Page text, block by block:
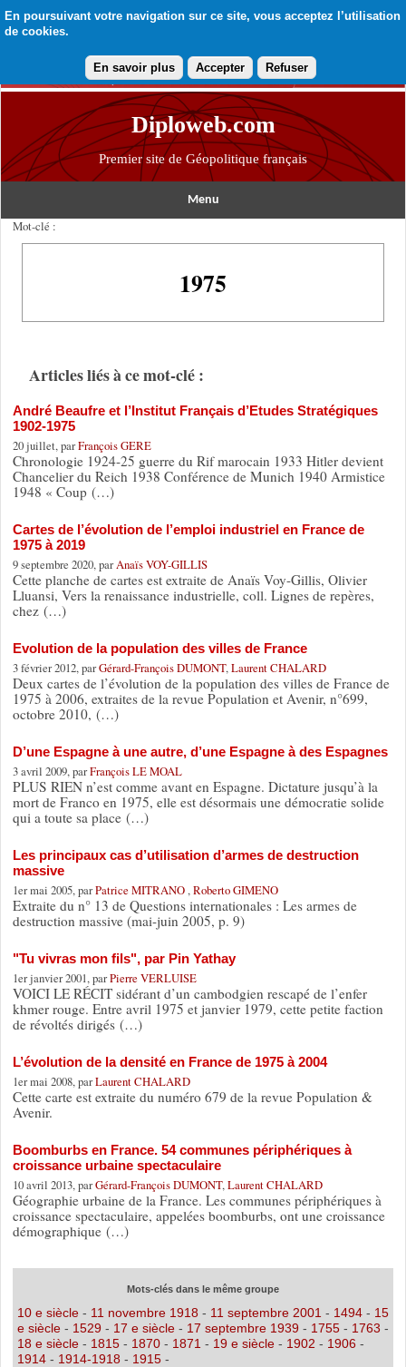
En poursuivant votre navigation sur ce site, vous acceptez l’utilisation
de cookies.
En savoir plus Accepter Refuser
Diploweb.com
Premier site de Géopolitique français
Menu
Mot-clé :
1975
Articles liés à ce mot-clé :
André Beaufre et l’Institut Français d’Etudes Stratégiques
1902-1975
20 juillet, parFrançois GERE
Chronologie 1924-25 guerre du Rif marocain 1933 Hitler devient
Chancelier du Reich 1938 Conférence de Munich 1940 Armistice
1948 « Coup (…)
Cartes de l’évolution de l’emploi industriel en France de
1975 à 2019
9 septembre 2020, parAnaïs VOY-GILLIS
Cette planche de cartes est extraite de Anaïs Voy-Gillis, Olivier
Lluansi, Vers la renaissance industrielle, coll. Lignes de repères,
chez (…)
Evolution de la population des villes de France
3 février 2012, parGérard-François DUMONT, Laurent CHALARD
Deux cartes de l’évolution de la population des villes de France de
1975 à 2006, extraites de la revue Population et Avenir, n°699,
octobre 2010, (…)
D’une Espagne à une autre, d’une Espagne à des Espagnes
3 avril 2009, parFrançois LE MOAL
PLUS RIEN n’est comme avant en Espagne. Dictature jusqu’à la
mort de Franco en 1975, elle est désormais une démocratie solide
qui a toute sa place (…)
Les principaux cas d’utilisation d’armes de destruction
massive
1er mai 2005, parPatrice MITRANO , Roberto GIMENO
Extraite du n° 13 de Questions internationales : Les armes de
destruction massive (mai-juin 2005, p. 9)
"Tu vivras mon fils", par Pin Yathay
1er janvier 2001, parPierre VERLUISE
VOICI LE RÉCIT sidérant d’un cambodgien rescapé de l’enfer
khmer rouge. Entre avril 1975 et janvier 1979, cette petite faction
de révoltés dirigés (…)
L’évolution de la densité en France de 1975 à 2004
1er mai 2008, parLaurent CHALARD
Cette carte est extraite du numéro 679 de la revue Population &
Avenir.
Boomburbs en France. 54 communes périphériques à
croissance urbaine spectaculaire
10 avril 2013, parGérard-François DUMONT, Laurent CHALARD
Géographie urbaine de la France. Les communes périphériques à
croissance spectaculaire, appelées boomburbs, ont une croissance
démographique (…)
Mots-clés dans le même groupe
10 e siècle - 11 novembre 1918 - 11 septembre 2001 - 1494- 15
e siècle - 1529- 17 e siècle- 17 septembre 1939- 1755- 1763 -
18 e siècle- 1815- 1870- 1871 - 19 e siècle- 1902 - 1906 -
1914- 1914-1918 - 1915-